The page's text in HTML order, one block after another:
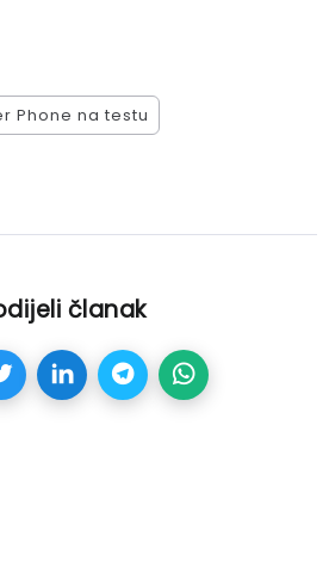
Phone na testu
članak